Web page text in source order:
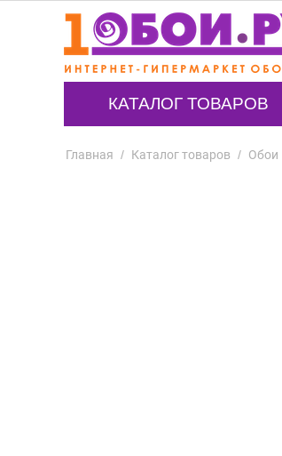
КАТАЛОГ ТОВАРОВ
Главная / Каталог товаров / Обои